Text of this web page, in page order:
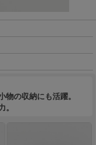
の収納にも活躍。
。